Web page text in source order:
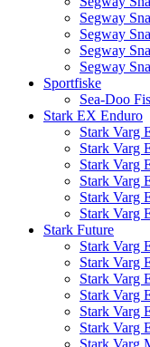
Segway
Segway
Segway
Segway
Sportfiske
Sea-Doo
Stark EX Enduro
Stark Varg
Stark Varg
Stark Varg
Stark Varg
Stark Varg
Stark Varg
Stark Future
Stark Varg
Stark Varg
Stark Varg
Stark Varg
Stark Varg
Stark Varg
Stark Varg